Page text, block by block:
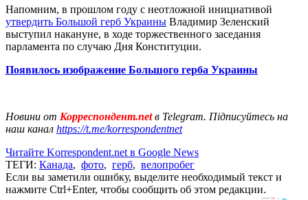
Напомним, в прошлом году с неотложной инициативой
утвердить Большой герб Украины Владимир Зеленский
выступил накануне, в ходе торжественного заседания
парламента по случаю Дня Конституции.
Появилось изображение Большого герба Украины
Новини от Корреспондент.netв Telegram. Підписуйтесь на
наш канал https://t.me/korrespondentnet
Читайте Korrespondent.net в Google News
ТЕГИ: Канада, фото, герб, велопробег
Если вы заметили ошибку, выделите необходимый текст и
нажмите Ctrl+Enter, чтобы сообщить об этом редакции.